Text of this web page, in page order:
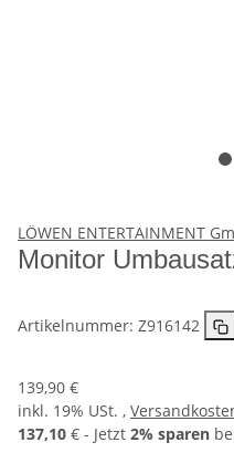
LÖWEN ENTERTAINMENT
Monitor
Artikelnummer: Z916142
139,90 €
inkl. 19% USt. ,
137,10 € - Jetzt 2% sparen